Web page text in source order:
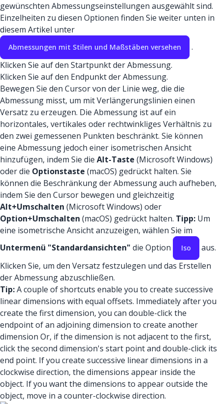
gewünschten Abmessungseinstellungen ausgewählt sind.
Einzelheiten zu diesen Optionen finden Sie weiter unten in
diesem Artikel unter
Abmessungen mit Stilen und Maßstäben versehen
.
Klicken Sie auf den Startpunkt der Abmessung.
Klicken Sie auf den Endpunkt der Abmessung.
Bewegen Sie den Cursor von der Linie weg, die die
Abmessung misst, um mit Verlängerungslinien einen
Versatz zu erzeugen. Die Abmessung ist auf ein
horizontales, vertikales oder rechtwinkliges Verhältnis zu
den zwei gemessenen Punkten beschränkt. Sie können
eine Abmessung jedoch einer isometrischen Ansicht
hinzufügen, indem Sie die Alt-Taste (Microsoft Windows)
oder die Optionstaste (macOS) gedrückt halten. Sie
können die Beschränkung der Abmessung auch aufheben,
indem Sie den Cursor bewegen und gleichzeitig
Alt+Umschalten (Microsoft Windows) oder
Option+Umschalten (macOS) gedrückt halten. Tipp: Um
eine isometrische Ansicht anzuzeigen, wählen Sie im
Untermenü "Standardansichten" die Option Iso
aus.
Klicken Sie, um den Versatz festzulegen und das Erstellen
der Abmessung abzuschließen.
Tip:A couple of shortcuts enable you to create successive
linear dimensions with equal offsets. Immediately after you
create the first dimension, you can double-click the
endpoint of an adjoining dimension to create another
dimension Or, if the dimension is not adjacent to the first,
click the second dimension's start point and double-click its
end point. If you create successive linear dimensions in a
clockwise direction, the dimensions appear inside the
object. If you want the dimensions to appear outside the
object, move in a counter-clockwise direction.